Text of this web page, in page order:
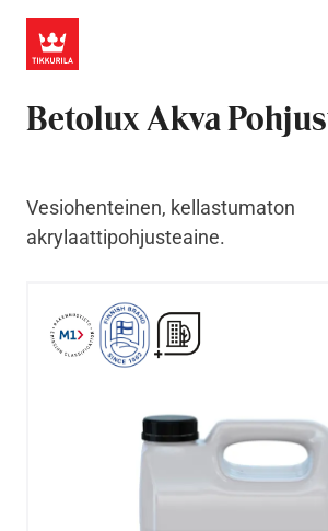
Betolux Akva
Vesiohenteinen, kellastumaton
akrylaattipohjusteaine.